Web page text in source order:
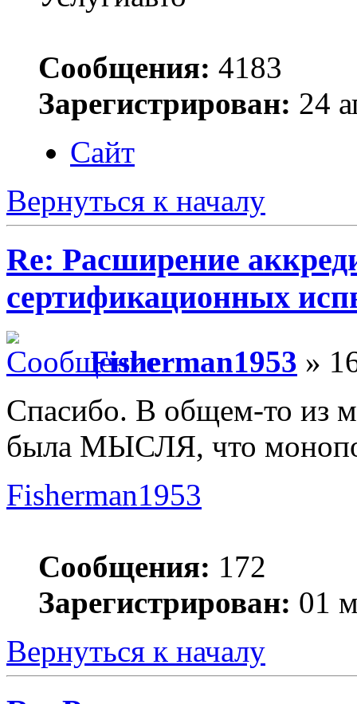
Сообщения: 4183
Зарегистрирован: 24
Сайт
Вернуться к началу
Re: Расширение
сертификационных
Fisherman1953 »
Спасибо. В общем-то из
была МЫСЛЯ, что
Fisherman1953
Сообщения: 172
Зарегистрирован: 01
Вернуться к началу